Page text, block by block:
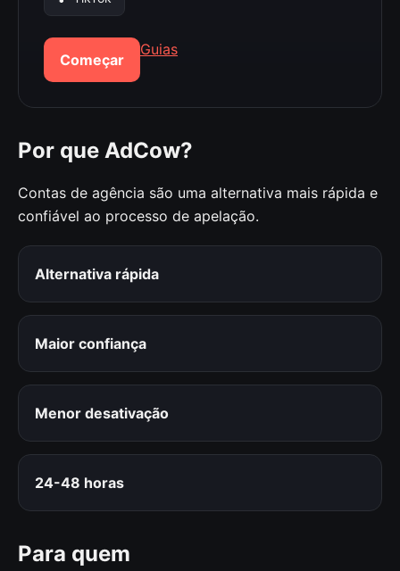
Começar
Guias
Por que AdCow?
Contas de agência são uma alternativa mais rápida e
confiável ao processo de apelação.
Alternativa rápida
Maior confiança
Menor desativação
24-48 horas
Para quem